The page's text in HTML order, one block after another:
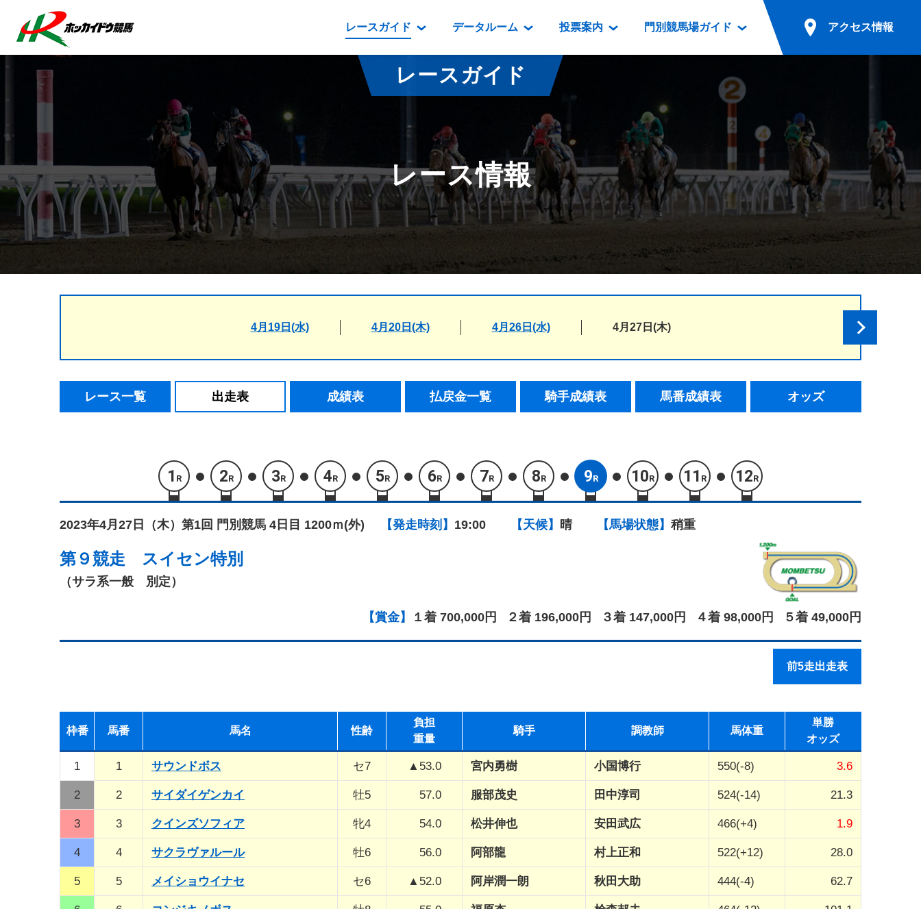
レースガイド
レース情報
払戻金一覧
騎手成績表
馬番成績表
オッズ
番組・級別表ダウンロード
開催カレンダー
重賞競走体系図
スタリオンシリーズ競走
道内の発売情報(PDF)
データルーム
データルーム
騎手・調教師紹介
坂路調教映像
遠征馬情報
番組編成要領
映像コンテンツ
重賞競走VTR
重賞競走参考VTR
レースダイジェスト
新馬ダイジェスト
投票案内
電話・インターネット投票
場外発売所
実況・テレホンサービス
発売・払戻
門別競馬場ガイド
門別競馬場情報
門別競馬場グルメ
とねっこジンギスカン
いずみ食堂
ルンビニフードカフェ
勝馬屋
アクセス情報
無料送迎バスでのご来場
公共の交通機関でのご来場
レースガイド
レース情報
4月19日(水) 4月20日(木) 4月26日(水) 4月27日(木)
レース一覧 出走表 成績表 払戻金一覧 騎手成績表 馬番成績表 オッズ
1 R 2R 3R 4R 5R 6R 7R 8R 9R 10R 11 R 12R
2023年4月27日（木） 第1回 門別競馬 4日目 1200ｍ(外) 【発走時刻】 19:00 【天候】 晴 【馬場状態】 稍重
第９競走 スイセン特別
（サラ系一般 別定）
【賞金】 １着 700,000円 ２着 196,000円 ３着 147,000円 ４着 98,000円 ５着 49,000円
前5走出走表
枠番 馬番 馬名 性齢
負担
重量
騎手 調教師 馬体重
単勝
オッズ
1 1 サウンドボス セ7 ▲53.0 宮内勇樹 小国博行 550(-8) 3.6
2 2 サイダイゲンカイ 牡5 57.0 服部茂史 田中淳司 524(-14) 21.3
3 3 クインズソフィア 牝4 54.0 松井伸也 安田武広 466(+4) 1.9
4 4 サクラヴァルール 牡6 56.0 阿部龍 村上正和 522(+12) 28.0
5 5 メイショウイナセ セ6 ▲52.0 阿岸潤一朗 秋田大助 444(-4) 62.7